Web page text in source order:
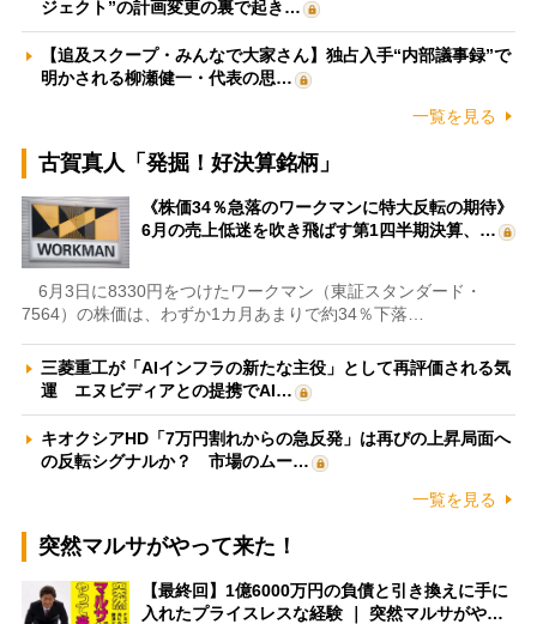
ジェクト”の計画変更の裏で起き…
【追及スクープ・みんなで大家さん】独占入手“内部議事録”で
明かされる柳瀬健一・代表の思…
一覧を見る
古賀真人「発掘！好決算銘柄」
《株価34％急落のワークマンに特大反転の期待》
6月の売上低迷を吹き飛ばす第1四半期決算、…
6月3日に8330円をつけたワークマン（東証スタンダード・
7564）の株価は、わずか1カ月あまりで約34％下落…
三菱重工が「AIインフラの新たな主役」として再評価される気
運 エヌビディアとの提携でAI…
キオクシアHD「7万円割れからの急反発」は再びの上昇局面へ
の反転シグナルか？ 市場のムー…
一覧を見る
突然マルサがやって来た！
【最終回】1億6000万円の負債と引き換えに手に
入れたプライスレスな経験 ｜ 突然マルサがや…